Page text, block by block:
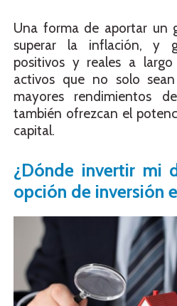
Una forma de aportar un
superar la inflación, y
positivos y reales a
activos que no solo
mayores rendimientos
también ofrezcan el
capital.
¿Dónde invertir mi
opción de inversión